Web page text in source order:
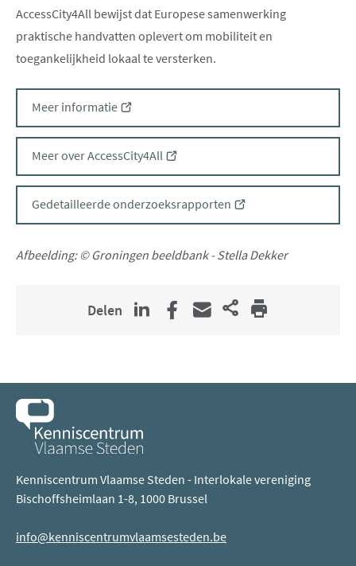
AccessCity4All bewijst dat Europese samenwerking
praktische handvatten oplevert om mobiliteit en
toegankelijkheid lokaal te versterken.
Meer informatie
nieuw
venster)
Meer over AccessCity4All
nieuw
venster)
Gedetailleerde onderzoeksrapporten
nieuw
Afbeelding: © Groningen beeldbank - Stella Dekker
Delen
Kenniscentrum Vlaamse Steden - Interlokale vereniging
Bischoffsheimlaan 1-8, 1000 Brussel
info@kenniscentrumvlaamsesteden.be